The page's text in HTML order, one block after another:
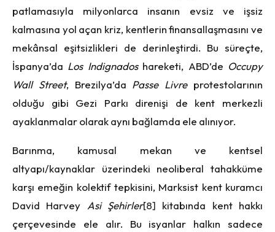
patlamasıyla milyonlarca insanın evsiz ve işsiz
kalmasına yol açan kriz, kentlerin finansallaşmasını ve
mekânsal eşitsizlikleri de derinleştirdi. Bu süreçte,
İspanya’da Los Indignados hareketi, ABD’de Occupy
Wall Street, Brezilya’da Passe Livreprotestolarının
olduğu gibi Gezi Parkı direnişi de kent merkezli
ayaklanmalar olarak aynı bağlamda ele alınıyor.
Barınma, kamusal mekan ve kentsel
altyapı/kaynaklar üzerindeki neoliberal tahakküme
karşı emeğin kolektif tepkisini, Marksist kent kuramcı
David Harvey Asi Şehirler[8] kitabında kent hakkı
çerçevesinde ele alır. Bu isyanlar halkın sadece